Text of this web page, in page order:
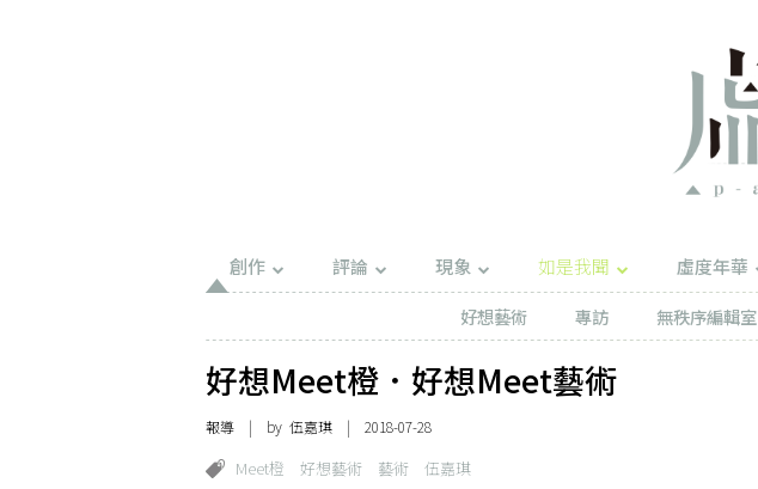
創作 評論 現象 如是我聞 虛度年華
好想藝術
專訪 無秩序編輯室
好想Meet橙．好想Meet藝術
報導 | by 伍嘉琪 | 2018-07-28
Meet橙 好想藝術 藝術 伍嘉琪